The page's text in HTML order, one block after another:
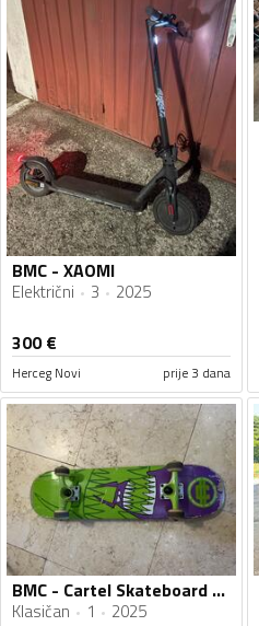
BMC - XAOMI
Električni 3 2025
300€
Herceg Novi prije 3 dana
BMC - Cartel Skateboard Monster
Klasičan 1 2025